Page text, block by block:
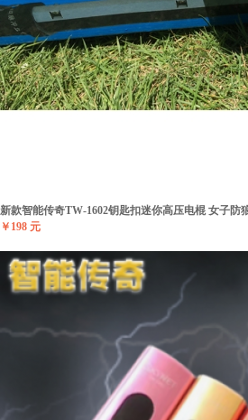
新款智能传奇TW-1602钥匙扣迷你高压电棍 女子
￥198 元